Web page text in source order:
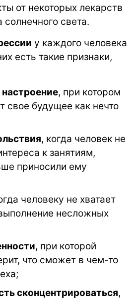
от некоторых лекарств
света.
у каждого человека
есть такие признаки,
, при котором
свое будущее как нечто
, когда человек не
к занятиям,
приносили ему
человеку не хватает
несложных
, при которой
что сможет в чем-то
сконцентрироваться,